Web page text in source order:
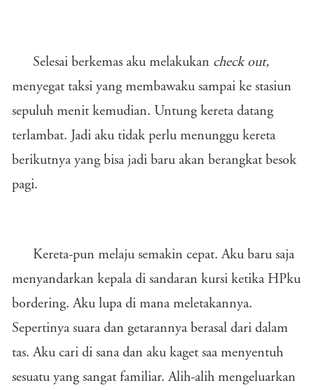
Selesai berkemas aku melakukan check out,
menyegat taksi yang membawaku sampai ke stasiun
sepuluh menit kemudian. Untung kereta datang
terlambat. Jadi aku tidak perlu menunggu kereta
berikutnya yang bisa jadi baru akan berangkat besok
pagi.
Kereta-pun melaju semakin cepat. Aku baru saja
menyandarkan kepala di sandaran kursi ketika HPku
bordering. Aku lupa di mana meletakannya.
Sepertinya suara dan getarannya berasal dari dalam
tas. Aku cari di sana dan aku kaget saa menyentuh
sesuatu yang sangat familiar. Alih-alih mengeluarkan